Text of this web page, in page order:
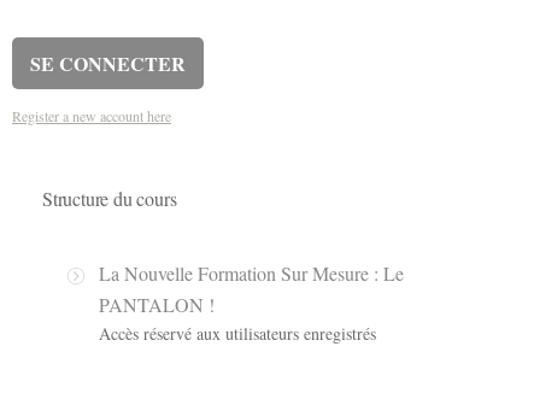
Register a new account here
Structure du cours
La Nouvelle Formation Sur Mesure : Le
PANTALON !
Accès réservé aux utilisateurs enregistrés